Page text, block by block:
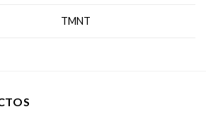
TMNT